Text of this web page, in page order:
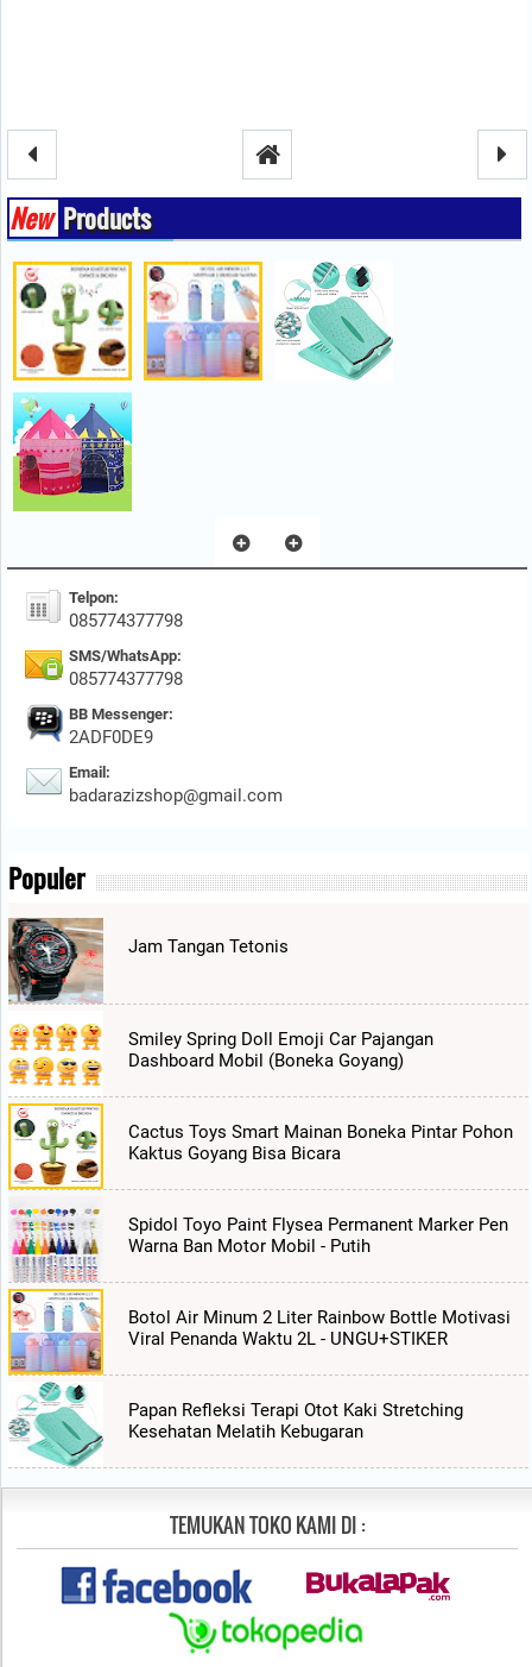
New Products
Telpon:
085774377798
SMS/WhatsApp:
085774377798
BB Messenger:
2ADF0DE9
Email:
badarazizshop@gmail.com
Populer
Jam Tangan Tetonis
Smiley Spring Doll Emoji Car Pajangan
Dashboard Mobil (Boneka Goyang)
Cactus Toys Smart Mainan Boneka Pintar Pohon
Kaktus Goyang Bisa Bicara
Spidol Toyo Paint Flysea Permanent Marker Pen
Warna Ban Motor Mobil - Putih
Botol Air Minum 2 Liter Rainbow Bottle Motivasi
Viral Penanda Waktu 2L - UNGU+STIKER
Papan Refleksi Terapi Otot Kaki Stretching
Kesehatan Melatih Kebugaran
TEMUKAN TOKO KAMI DI :